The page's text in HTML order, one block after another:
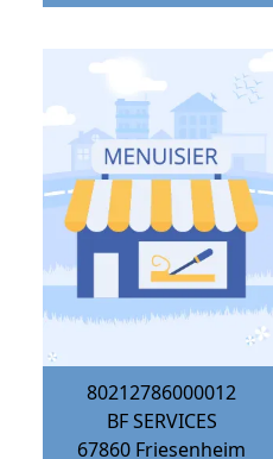
80212786000012
BF SERVICES
67860 Friesenheim